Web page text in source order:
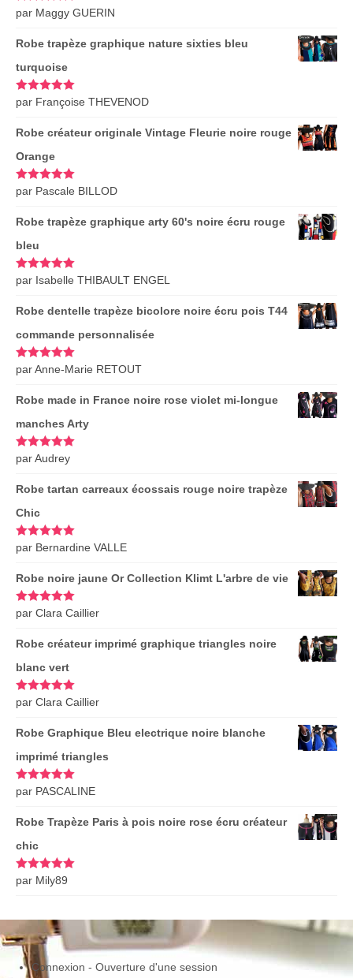
Note5sur
5
par Maggy GUERIN
Robe trapèze graphique nature sixties bleu
turquoise
Note5sur
5
par Françoise THEVENOD
Robe créateur originale Vintage Fleurie noire rouge
Orange
Note5sur
5
par Pascale BILLOD
Robe trapèze graphique arty 60's noire écru rouge
bleu
Note5sur
5
par Isabelle THIBAULT ENGEL
Robe dentelle trapèze bicolore noire écru pois T44
commande personnalisée
Note5sur
5
par Anne-Marie RETOUT
Robe made in France noire rose violet mi-longue
manches Arty
Note5sur
5
par Audrey
Robe tartan carreaux écossais rouge noire trapèze
Chic
Note5sur
5
par Bernardine VALLE
Robe noire jaune Or Collection Klimt L'arbre de vie
Note5sur
5
par Clara Caillier
Robe créateur imprimé graphique triangles noire
blanc vert
Note5sur
5
par Clara Caillier
Robe Graphique Bleu electrique noire blanche
imprimé triangles
Note5sur
5
par PASCALINE
Robe Trapèze Paris à pois noire rose écru créateur
chic
Note5sur
5
par Mily89
Connexion - Ouverture d'une session